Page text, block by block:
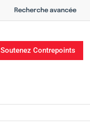
Recherche avancée
Soutenez Contrepoints